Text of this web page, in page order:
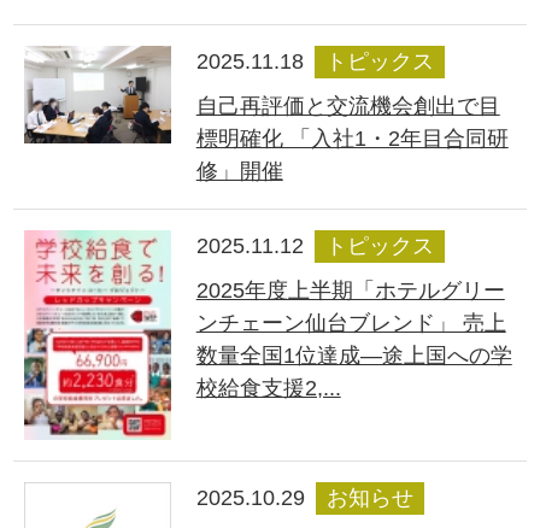
2025.11.18
トピックス
自己再評価と交流機会創出で目
標明確化 「入社1・2年目合同研
修」開催
2025.11.12
トピックス
2025年度上半期「ホテルグリー
ンチェーン仙台ブレンド」 売上
数量全国1位達成―途上国への学
校給食支援2,...
2025.10.29
お知らせ